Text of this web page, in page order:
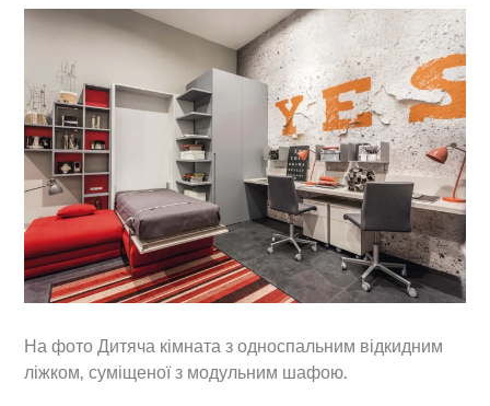
На фото Дитяча кімната з односпальним відкидним
ліжком, суміщеної з модульним шафою.